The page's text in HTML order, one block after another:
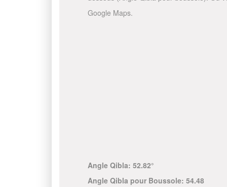
Google Maps.
Angle Qibla: 52.82°
Angle Qibla pour Boussole: 54.48